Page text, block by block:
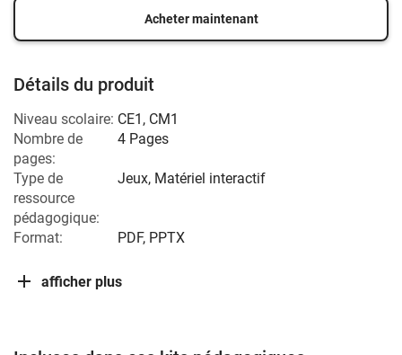
Acheter maintenant
Détails du produit
Niveau scolaire: CE1 , CM1
Nombre de
pages:
4 Pages
Type de
ressource
pédagogique:
Jeux, Matériel interactif
Format: PDF, PPTX
afficher plus